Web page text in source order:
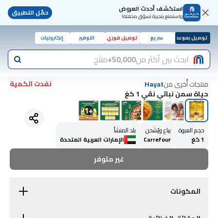
استكشف أحدث العروض
واستمتع بتجربة تسوّق مذهلة! حمّل التطبيق
توصيل بموعد سريع توصيل فوري التوفير إلكترونيات
ابحث بين أكثر من50,000+ منتج
منتجات أُخرى منHayat
نفدت الكمية
حياة سمن نباتي نقي 1 كغ
+
1
حجم العبوة
1 كغ
يباع ويُشحن
Carrefour
بلد المنشأ
الإمارات العربية المتحدة
غير متوفر
المكونات